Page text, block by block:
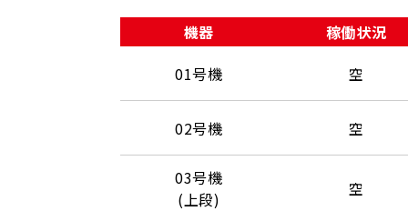
機器
稼働状況
01号機
空
02号機 空
03号機
(上段)
空